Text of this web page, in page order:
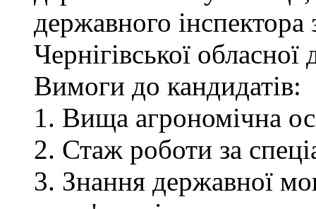
державного інспектора
Чернігівської обласної
Вимоги до кандидатів:
1. Вища агрономічна
2. Стаж роботи за
3. Знання державної